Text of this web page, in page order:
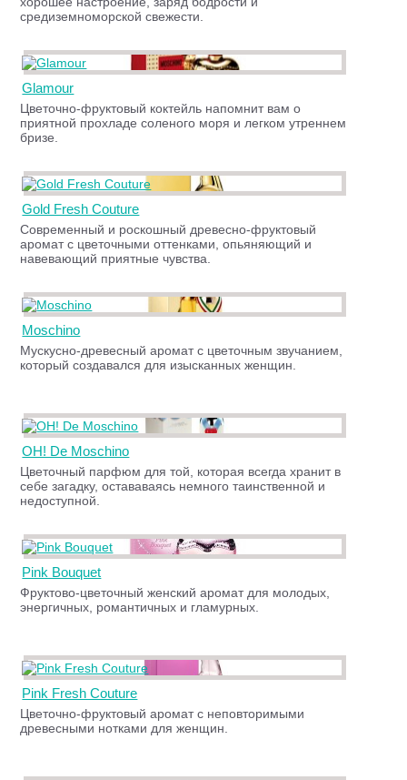
средиземноморской свежести.
Glamour
Цветочно-фруктовый коктейль напомнит вам о
приятной прохладе соленого моря и легком утреннем
бризе.
Gold Fresh Couture
Современный и роскошный древесно-фруктовый
аромат с цветочными оттенками, опьяняющий и
навевающий приятные чувства.
Moschino
Мускусно-древесный аромат с цветочным звучанием,
который создавался для изысканных женщин.
OH! De Moschino
Цветочный парфюм для той, которая всегда хранит в
себе загадку, остававаясь немного таинственной и
недоступной.
Pink Bouquet
Фруктово-цветочный женский аромат для молодых,
энергичных, романтичных и гламурных.
Pink Fresh Couture
Цветочно-фруктовый аромат с неповторимыми
древесными нотками для женщин.